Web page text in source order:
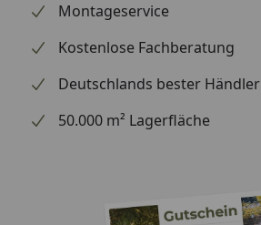
Montageservice
Kostenlose Fachberatung
Deutschlands bester Händler
50.000 m² Lagerfläche